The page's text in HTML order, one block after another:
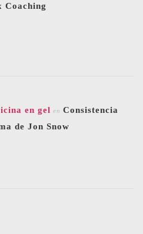
Coaching
en gel en Consistencia
de Jon Snow